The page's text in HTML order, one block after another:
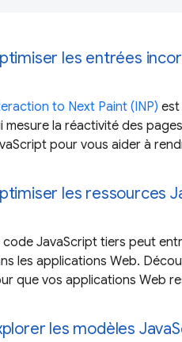
les entrées
to Next Paint (INP) est
mesure la réactivité des
pour vous aider à
les ressources
code JavaScript tiers peut
les applications Web.
que vos applications Web
les modèles